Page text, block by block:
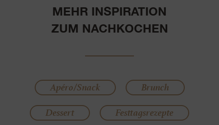
MEHR INSPIRATION
ZUM NACHKOCHEN
Apéro/Snack
Brunch
Dessert
Festtagsrezepte